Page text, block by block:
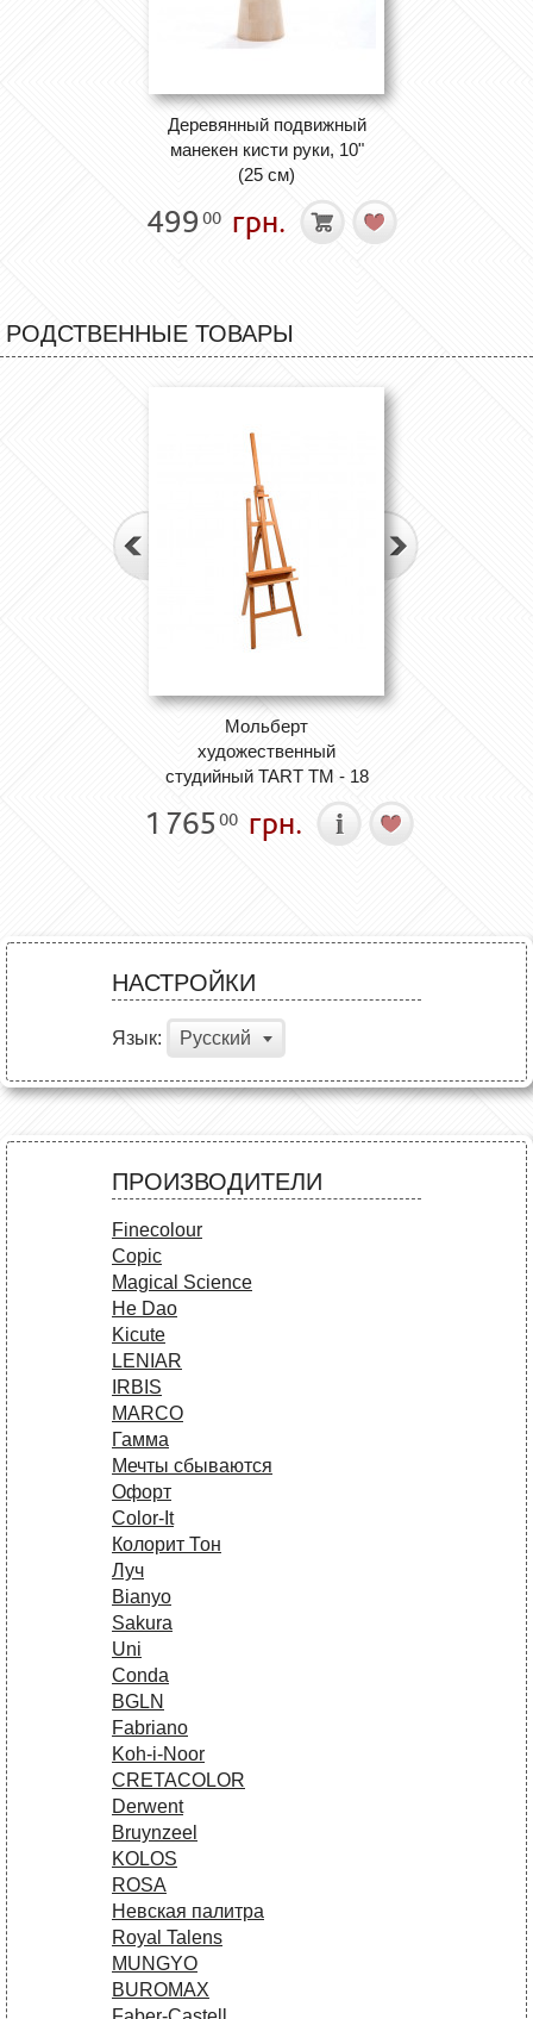
Деревянный подвижный
манекен кисти руки, 10"
(25 см)
49900 грн.
РОДСТВЕННЫЕ ТОВАРЫ
Мольберт
художественный
студийный TART ТМ - 18
1 765 00 грн.
НАСТРОЙКИ
Язык: Русский
ПРОИЗВОДИТЕЛИ
Finecolour
Copic
Magical Science
He Dao
Kicute
LENIAR
IRBIS
MARCO
Гамма
Мечты сбываются
Офорт
Сolor-It
Колорит Тон
Луч
Bianyo
Sakura
Uni
Conda
BGLN
Fabriano
Koh-i-Noor
CRETACOLOR
Derwent
Bruynzeel
KOLOS
ROSA
Невская палитра
Royal Talens
MUNGYO
BUROMAX